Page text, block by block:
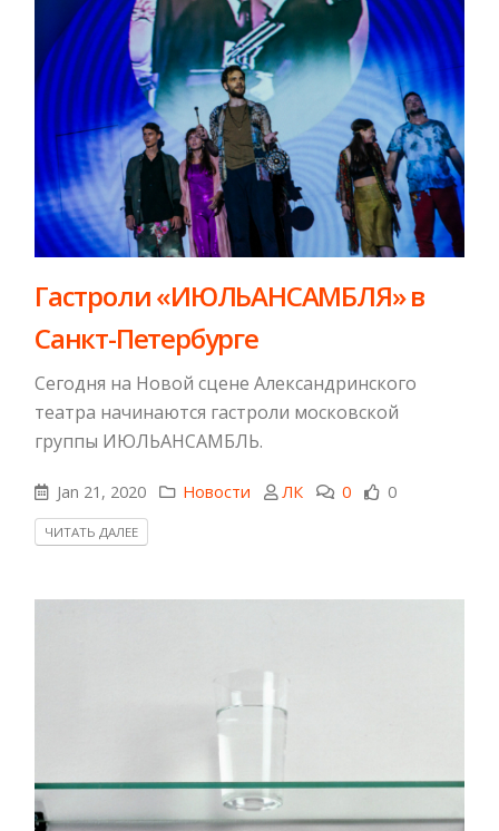
Гастроли «ИЮЛЬАНСАМБЛЯ» в
Санкт-Петербурге
Сегодня на Новой сцене Александринского
театра начинаются гастроли московской
группы ИЮЛЬАНСАМБЛЬ.
Jan 21, 2020 Новости ЛК 0 0
ЧИТАТЬ ДАЛЕЕ